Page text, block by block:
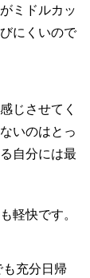
ミドルカッ
にくいので
じさせてく
いのはとっ
自分には最
軽快です。
充分日帰